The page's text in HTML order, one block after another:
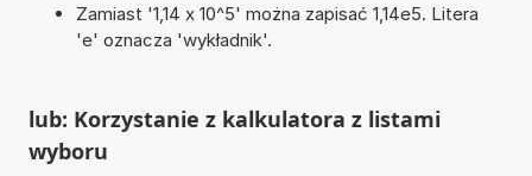
Zamiast '1,14 x 10^5' można zapisać 1,14e5. Litera
'e' oznacza 'wykładnik'.
lub: Korzystanie z kalkulatora z listami
wyboru